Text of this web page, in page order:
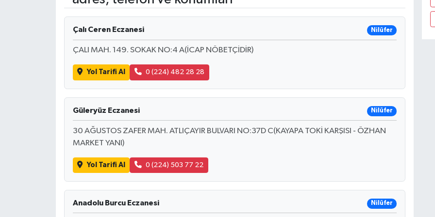
Çalı Ceren Eczanesi Nilüfer
ÇALI MAH. 149. SOKAK NO:4 A(İCAP NÖBETÇİDİR)
Yol Tarifi Al 0 (224) 482 28 28
Güleryüz Eczanesi Nilüfer
30 AĞUSTOS ZAFER MAH. ATLIÇAYIR BULVARI NO:37D C(KAYAPA TOKİ KARŞISI - ÖZHAN
MARKET YANI)
Yol Tarifi Al 0 (224) 503 77 22
Anadolu Burcu Eczanesi Nilüfer